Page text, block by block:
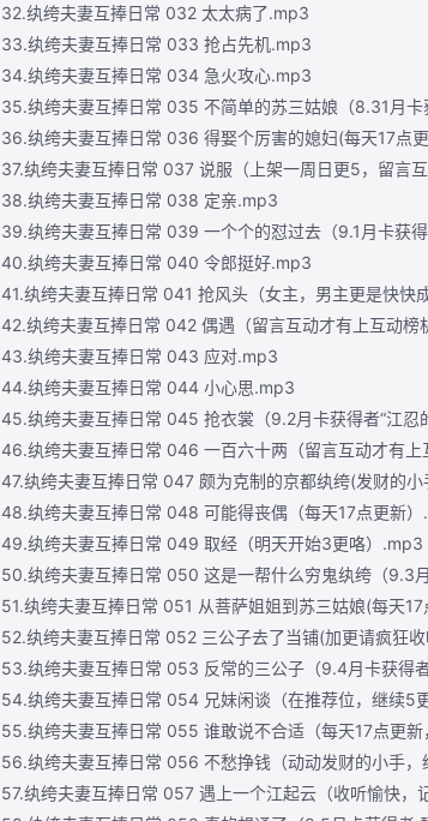
32.纨绔夫妻互捧日常 032 太太病了.mp3
33.纨绔夫妻互捧日常 033 抢占先机.mp3
34.纨绔夫妻互捧日常 034 急火攻心.mp3
35.纨绔夫妻互捧日常 035 不简单的苏三姑娘（8.31月卡
36.纨绔夫妻互捧日常 036 得娶个厉害的媳妇(每天17点
37.纨绔夫妻互捧日常 037 说服（上架一周日更5，留言
38.纨绔夫妻互捧日常 038 定亲.mp3
39.纨绔夫妻互捧日常 039 一个个的怼过去（9.1月卡获
40.纨绔夫妻互捧日常 040 令郎挺好.mp3
41.纨绔夫妻互捧日常 041 抢风头（女主，男主更是快快
42.纨绔夫妻互捧日常 042 偶遇（留言互动才有上互动榜
43.纨绔夫妻互捧日常 043 应对.mp3
44.纨绔夫妻互捧日常 044 小心思.mp3
45.纨绔夫妻互捧日常 045 抢衣裳（9.2月卡获得者“江忍
46.纨绔夫妻互捧日常 046 一百六十两（留言互动才有
47.纨绔夫妻互捧日常 047 颇为克制的京都纨绔(发财的
48.纨绔夫妻互捧日常 048 可能得丧偶（每天17点更新
49.纨绔夫妻互捧日常 049 取经（明天开始3更咯）.mp3
50.纨绔夫妻互捧日常 050 这是一帮什么穷鬼纨绔（9.3
51.纨绔夫妻互捧日常 051 从菩萨姐姐到苏三姑娘(每天
52.纨绔夫妻互捧日常 052 三公子去了当铺(加更请疯狂
53.纨绔夫妻互捧日常 053 反常的三公子（9.4月卡获得
54.纨绔夫妻互捧日常 054 兄妹闲谈（在推荐位，继续5
55.纨绔夫妻互捧日常 055 谁敢说不合适（每天17点更
56.纨绔夫妻互捧日常 056 不愁挣钱（动动发财的小手
57.纨绔夫妻互捧日常 057 遇上一个江起云（收听愉快，